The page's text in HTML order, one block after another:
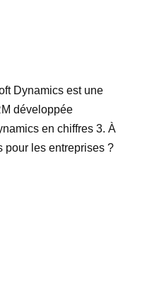
Dynamics est une
développée
en chiffres 3. À
pour les entreprises ?